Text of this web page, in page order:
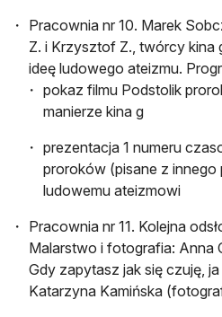
Pracownia nr 10. Marek
Z. i Krzysztof Z., twórcy kina
ideę ludowego ateizmu.
pokaz filmu Podstolik
manierze kina g
prezentacja 1 numeru
proroków (pisane z
ludowemu ateizmowi
Pracownia nr 11. Kolejna
Malarstwo i fotografia: Anna
Gdy zapytasz jak się czuję,
Katarzyna Kamińska